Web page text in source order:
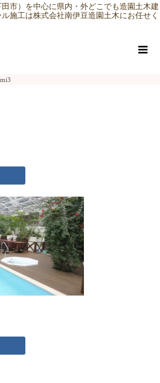
市）を中心に県内・外どこでも造園土木建
施工は株式会社南伊豆造園土木にお任せく